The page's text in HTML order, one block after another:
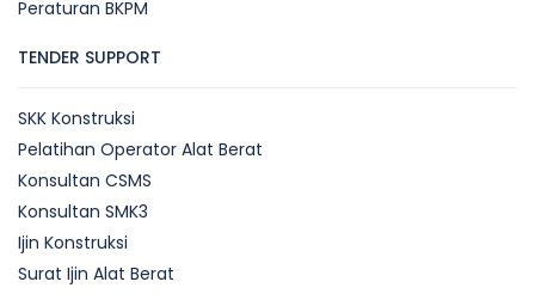
Peraturan BKPM
TENDER SUPPORT
SKK Konstruksi
Pelatihan Operator Alat Berat
Konsultan CSMS
Konsultan SMK3
Ijin Konstruksi
Surat Ijin Alat Berat